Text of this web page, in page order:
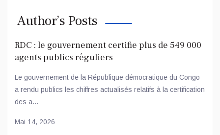
Author’s Posts
RDC : le gouvernement certifie plus de 549 000
agents publics réguliers
Le gouvernement de la République démocratique du Congo
a rendu publics les chiffres actualisés relatifs à la certification
des a...
Mai 14, 2026